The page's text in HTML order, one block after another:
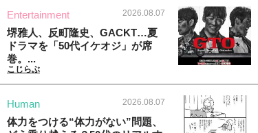
Entertainment 2026.08.07
堺雅人、反町隆史、GACKT…夏
ドラマを「50代イケオジ」が席
巻。...
こじらぶ
Human 2026.08.07
体力をつける“体力がない”問題、